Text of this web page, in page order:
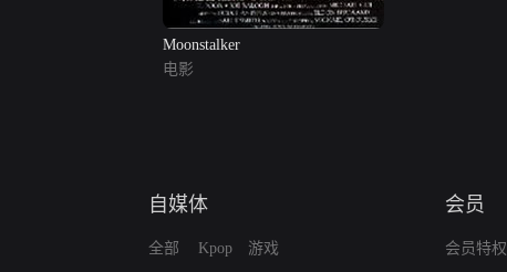
Moonstalker
电影
自媒体
全部 Kpop 游戏
会员
会员特权